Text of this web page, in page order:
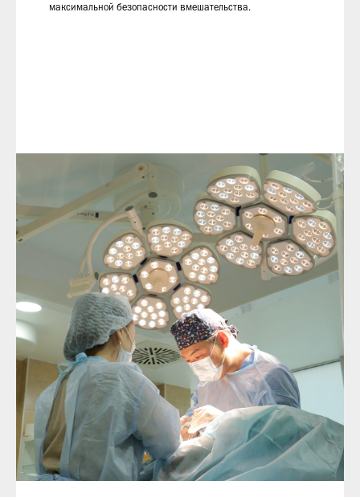
максимальной безопасности вмешательства.